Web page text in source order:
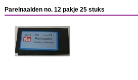
Parelnaalden no. 12 pakje 25 stuks